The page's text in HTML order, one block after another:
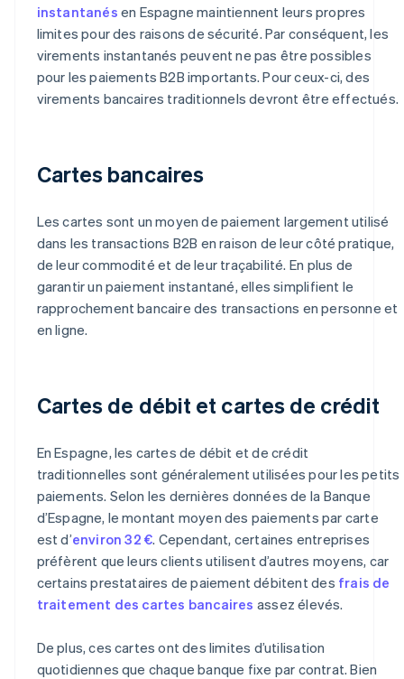
instantanés en Espagne maintiennent leurs propres
limites pour des raisons de sécurité. Par conséquent, les
virements instantanés peuvent ne pas être possibles
pour les paiements B2B importants. Pour ceux-ci, des
virements bancaires traditionnels devront être effectués.
Cartes bancaires
Les cartes sont un moyen de paiement largement utilisé
dans les transactions B2B en raison de leur côté pratique,
de leur commodité et de leur traçabilité. En plus de
garantir un paiement instantané, elles simplifient le
rapprochement bancaire des transactions en personne et
en ligne.
Cartes de débit et cartes de crédit
En Espagne, les cartes de débit et de crédit
traditionnelles sont généralement utilisées pour les petits
paiements. Selon les dernières données de la Banque
d’Espagne, le montant moyen des paiements par carte
est d’environ 32 €. Cependant, certaines entreprises
préfèrent que leurs clients utilisent d’autres moyens, car
certains prestataires de paiement débitent des frais de
traitement des cartes bancaires assez élevés.
De plus, ces cartes ont des limites d’utilisation
quotidiennes que chaque banque fixe par contrat. Bien